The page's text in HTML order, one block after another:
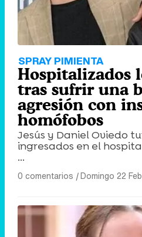
SPRAY PIMIENTA
Hospitalizados
tras sufrir una
agresión con
homófobos
Jesús y Daniel Oviedo
ingresados en el
...
0 comentarios |Domingo 22